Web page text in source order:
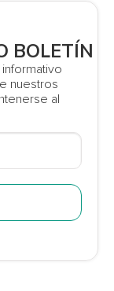
BOLETÍN
nuestros
al